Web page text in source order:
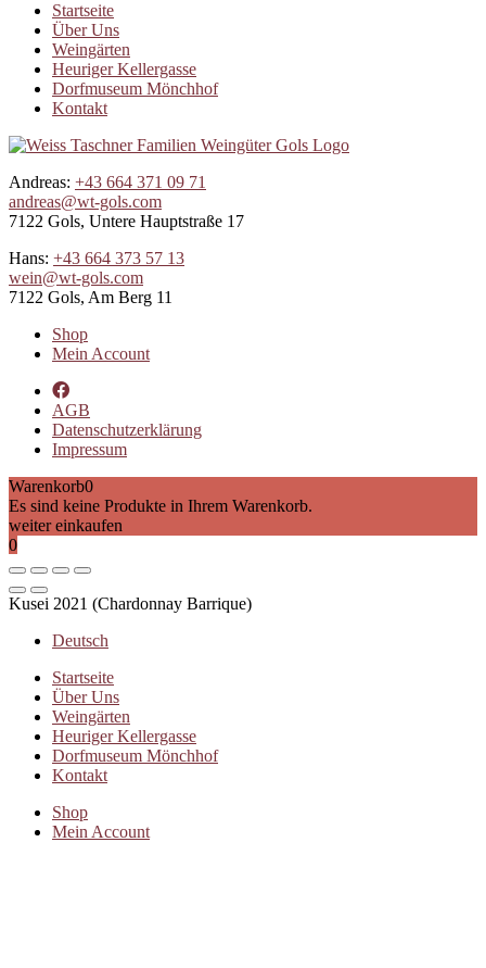
Startseite
Über Uns
Weingärten
Heuriger Kellergasse
Dorfmuseum Mönchhof
Kontakt
Andreas: +43 664 371 09 71
andreas@wt-gols.com
7122 Gols, Untere Hauptstraße 17
Hans: +43 664 373 57 13
wein@wt-gols.com
7122 Gols, Am Berg 11
Shop
Mein Account
AGB
Datenschutzerklärung
Impressum
Warenkorb0
Es sind keine Produkte in Ihrem Warenkorb.
weiter einkaufen
0
Kusei 2021 (Chardonnay Barrique)
Deutsch
Startseite
Über Uns
Weingärten
Heuriger Kellergasse
Dorfmuseum Mönchhof
Kontakt
Shop
Mein Account